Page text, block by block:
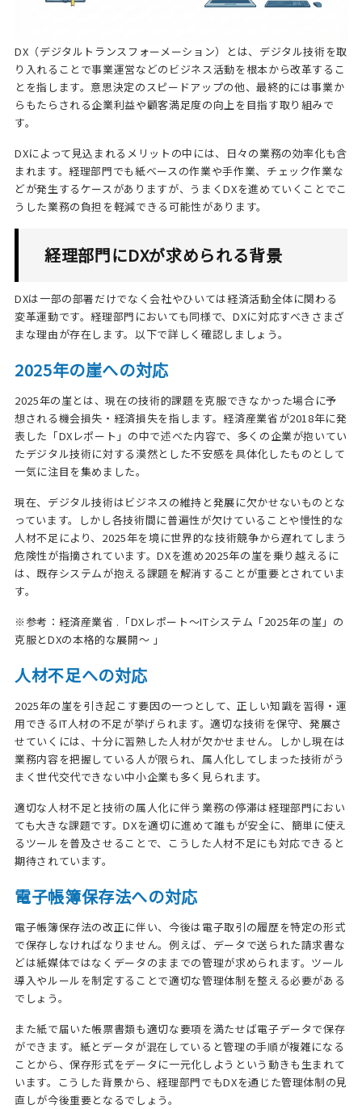
DX（デジタルトランスフォーメーション）とは、デジタル技術を取
り入れることで事業運営などのビジネス活動を根本から改革するこ
とを指します。意思決定のスピードアップの他、最終的には事業か
らもたらされる企業利益や顧客満足度の向上を目指す取り組みで
す。
DXによって見込まれるメリットの中には、日々の業務の効率化も含
まれます。経理部門でも紙ベースの作業や手作業、チェック作業な
どが発生するケースがありますが、うまくDXを進めていくことでこ
うした業務の負担を軽減できる可能性があります。
経理部門にDXが求められる背景
DXは一部の部署だけでなく会社やひいては経済活動全体に関わる
変革運動です。経理部門においても同様で、DXに対応すべきさまざ
まな理由が存在します。以下で詳しく確認しましょう。
2025年の崖への対応
2025年の崖とは、現在の技術的課題を克服できなかった場合に予
想される機会損失・経済損失を指します。経済産業省が2018年に発
表した「DXレポート」の中で述べた内容で、多くの企業が抱いてい
たデジタル技術に対する漠然とした不安感を具体化したものとして
一気に注目を集めました。
現在、デジタル技術はビジネスの維持と発展に欠かせないものとな
っています。しかし各技術間に普遍性が欠けていることや慢性的な
人材不足により、2025年を境に世界的な技術競争から遅れてしまう
危険性が指摘されています。DXを進め2025年の崖を乗り越えるに
は、既存システムが抱える課題を解消することが重要とされていま
す。
※参考： 経済産業省 .「DXレポート～ITシステム「2025年の崖」の
克服とDXの本格的な展開～ 」
人材不足への対応
2025年の崖を引き起こす要因の一つとして、正しい知識を習得・運
用できるIT人材の不足が挙げられます。適切な技術を保守、発展さ
せていくには、十分に習熟した人材が欠かせません。しかし現在は
業務内容を把握している人が限られ、属人化してしまった技術がう
まく世代交代できない中小企業も多く見られます。
適切な人材不足と技術の属人化に伴う業務の停滞は経理部門におい
ても大きな課題です。DXを適切に進めて誰もが安全に、簡単に使え
るツールを普及させることで、こうした人材不足にも対応できると
期待されています。
電子帳簿保存法への対応
電子帳簿保存法の改正に伴い、今後は電子取引の履歴を特定の形式
で保存しなければなりません。例えば、データで送られた請求書な
どは紙媒体ではなくデータのままでの管理が求められます。ツール
導入やルールを制定することで適切な管理体制を整える必要がある
でしょう。
また紙で届いた帳票書類も適切な要項を満たせば電子データで保存
ができます。紙とデータが混在していると管理の手順が複雑になる
ことから、保存形式をデータに一元化しようという動きも生まれて
います。こうした背景から、経理部門でもDXを通じた管理体制の見
直しが今後重要となるでしょう。